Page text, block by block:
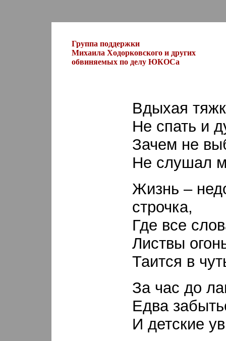
Группа поддержки
Михаила Ходорковского и других
обвиняемых по делу ЮКОСа
Вдыхая
Не спать и
Зачем не
Не слушал
Жизнь –
строчка,
Где все
Листвы
Таится в
За час до
Едва
И детские